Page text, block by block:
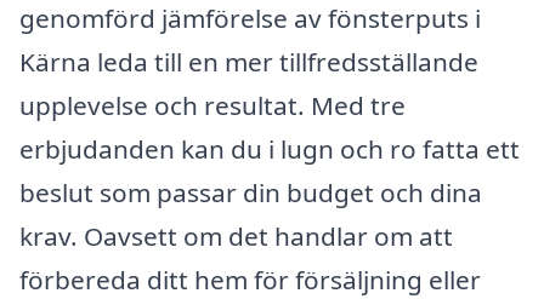
genomförd jämförelse av fönsterputs i
Kärna leda till en mer tillfredsställande
upplevelse och resultat. Med tre
erbjudanden kan du i lugn och ro fatta ett
beslut som passar din budget och dina
krav. Oavsett om det handlar om att
förbereda ditt hem för försäljning eller